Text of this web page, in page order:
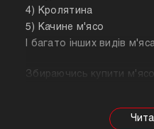
4) Кролятина
5) Качине м'ясо
І багато інших видів
Збираючись купити
залежності від тварини
будуть змінюватися, так